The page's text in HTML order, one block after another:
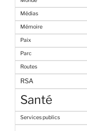
Médias
Mémoire
Paix
Parc
Routes
RSA
Santé
Services publics